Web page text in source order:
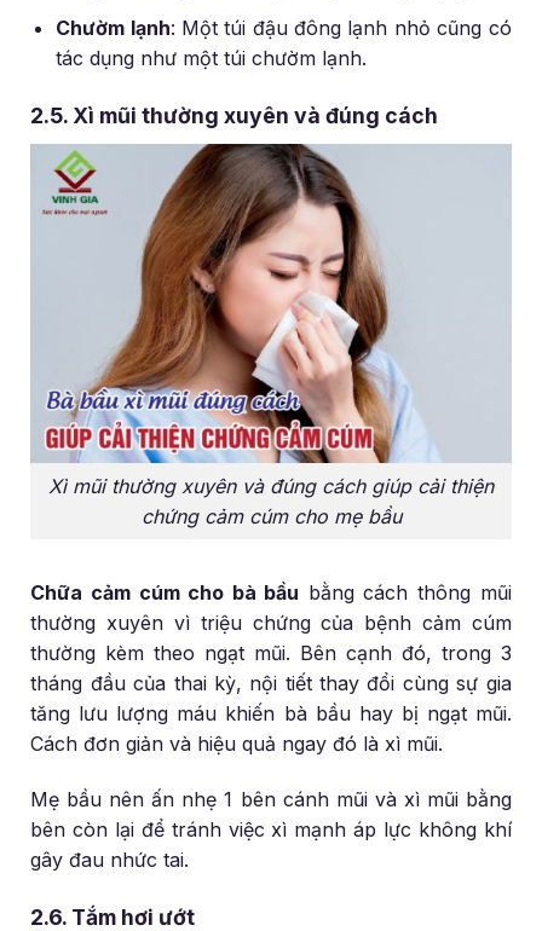
Chườm lạnh: Một túi đậu đông lạnh nhỏ cũng có
tác dụng như một túi chườm lạnh.
2.5. Xì mũi thường xuyên và đúng cách
Xì mũi thường xuyên và đúng cách giúp cải thiện
chứng cảm cúm cho mẹ bầu
Chữa cảm cúm cho bà bầu bằng cách thông mũi
thường xuyên vì triệu chứng của bệnh cảm cúm
thường kèm theo ngạt mũi. Bên cạnh đó, trong 3
tháng đầu của thai kỳ, nội tiết thay đổi cùng sự gia
tăng lưu lượng máu khiến bà bầu hay bị ngạt mũi.
Cách đơn giản và hiệu quả ngay đó là xì mũi.
Mẹ bầu nên ấn nhẹ 1 bên cánh mũi và xì mũi bằng
bên còn lại để tránh việc xì mạnh áp lực không khí
gây đau nhức tai.
2.6. Tắm hơi ướt